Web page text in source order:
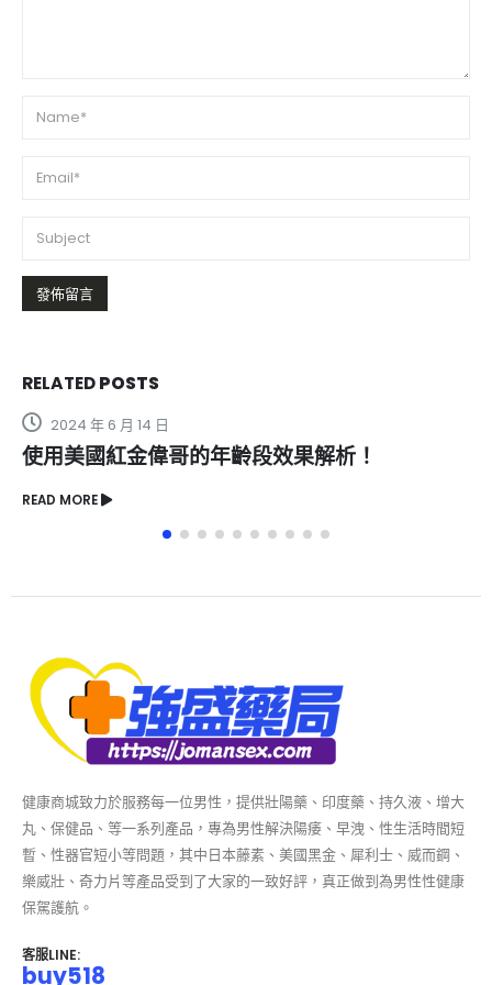
RELATEDPOSTS
2023 年 4 月 24 日
藍蝌蚪的成分究竟是什麼？詳解持久強效功
READ MORE
健康商城致力於服務每一位男性，提供壯陽藥、印度藥、持久液、增大
丸、保健品、等一系列產品，專為男性解決陽痿、早洩、性生活時間短
暫、性器官短小等問題，其中日本藤素、美國黑金、犀利士、威而鋼、
樂威壯、奇力片等產品受到了大家的一致好評，真正做到為男性性健康
保駕護航。
客服LINE:
buy518